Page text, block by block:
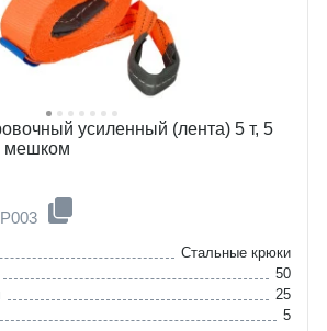
усиленный (лента) 5 т, 5
мешком
Стальные крюки
50
25
5